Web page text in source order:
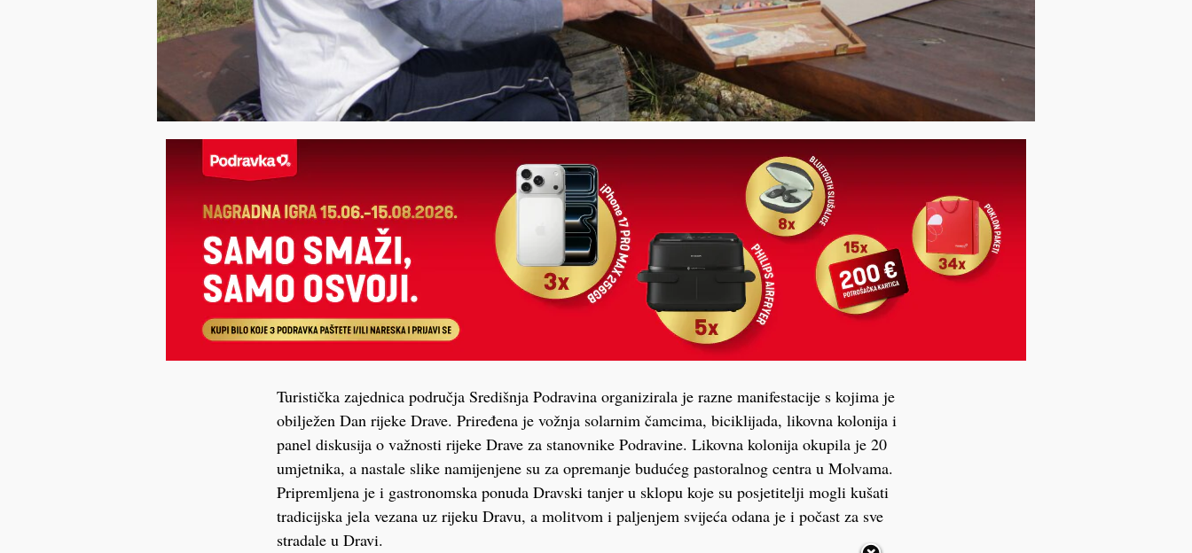
Turistička zajednica područja Središnja Podravina organizirala je razne manifestacije s kojima je
obilježen Dan rijeke Drave. Priređena je vožnja solarnim čamcima, biciklijada, likovna kolonija i
panel diskusija o važnosti rijeke Drave za stanovnike Podravine. Likovna kolonija okupila je 20
umjetnika, a nastale slike namijenjene su za opremanje budućeg pastoralnog centra u Molvama.
Pripremljena je i gastronomska ponuda Dravski tanjer u sklopu koje su posjetitelji mogli kušati
tradicijska jela vezana uz rijeku Dravu, a molitvom i paljenjem svijeća odana je i počast za sve
stradale u Dravi.